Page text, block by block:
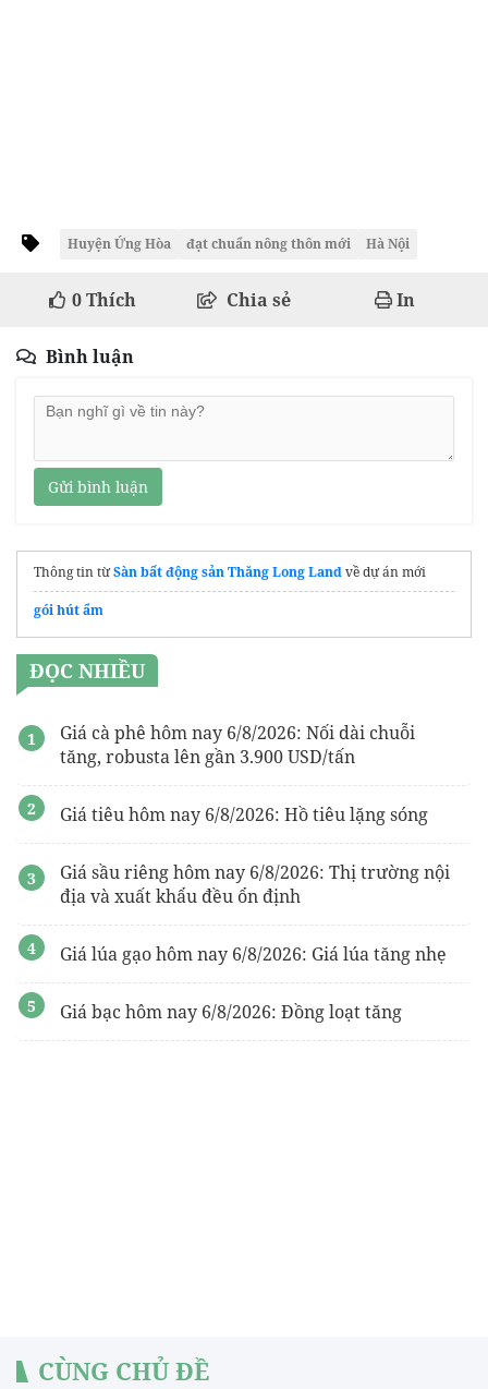
Huyện Ứng Hòa đạt chuẩn nông thôn mới Hà Nội
0Thích Chia sẻ In
Bình luận
Gửi bình luận
Thông tin từSàn bất động sản Thăng Long Landvề dự án mới
gói hút ẩm
ĐỌC NHIỀU
Giá cà phê hôm nay 6/8/2026: Nối dài chuỗi
tăng, robusta lên gần 3.900 USD/tấn
Giá tiêu hôm nay 6/8/2026: Hồ tiêu lặng sóng
Giá sầu riêng hôm nay 6/8/2026: Thị trường nội
địa và xuất khẩu đều ổn định
Giá lúa gạo hôm nay 6/8/2026: Giá lúa tăng nhẹ
Giá bạc hôm nay 6/8/2026: Đồng loạt tăng
CÙNG CHỦ ĐỀ